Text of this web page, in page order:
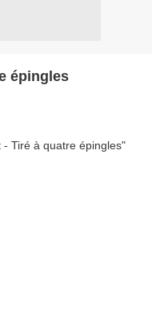
épingles